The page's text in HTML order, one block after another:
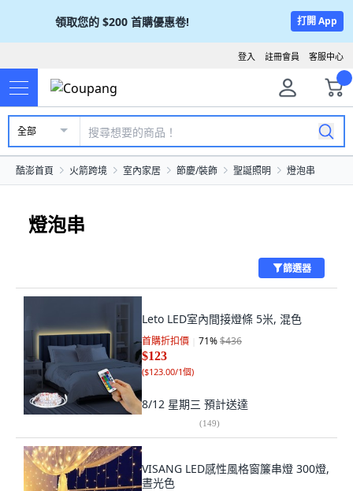
領取您的 $200 首購優惠卷! 打開 App
客服中心
註冊會員
登入
全部
酷澎首頁 火箭跨境 室內家居 節慶/裝飾 聖誕照明 燈泡串
燈泡串
篩選器
Leto LED室內間接燈條 5米, 混色
首購折扣價 71%$436
$123
($123.00/1個)
8/12 星期三 預計送達
(149)
VISANG LED感性風格窗簾串燈 300燈,
晝光色